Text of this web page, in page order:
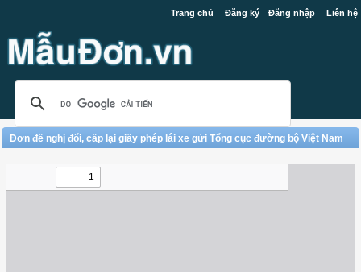
Trang chủ Đăng ký Đăng nhập Liên hệ
Đơn đề nghị đổi, cấp lại giấy phép lái xe gửi Tổng cục đường bộ Việt Nam